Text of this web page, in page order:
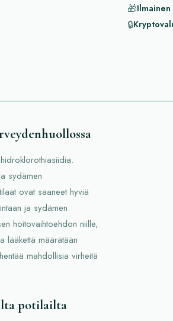
🎁
🔒
sydämen
ovat saaneet hyviä
ja sydämen
hoitovaihtoehdon niille,
lääkettä määrätään
mahdollisia virheitä
potilailta